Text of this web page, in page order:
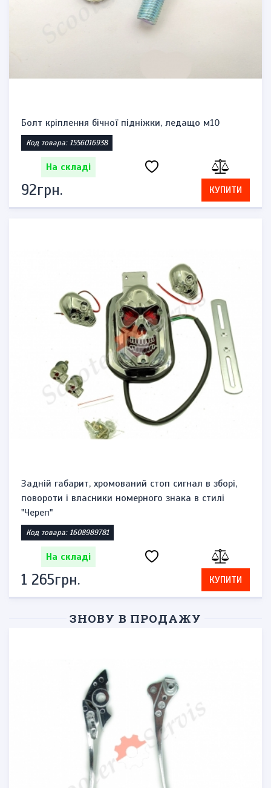
Болт кріплення бічної підніжки, ледащо м10
Код товара: 1556016938
На складі
92грн. КУПИТИ
Задній габарит, хромований стоп сигнал в зборі,
повороти і власники номерного знака в стилі
"Череп"
Код товара: 1608989781
На складі
1 265грн. КУПИТИ
ЗНОВУ В ПРОДАЖУ